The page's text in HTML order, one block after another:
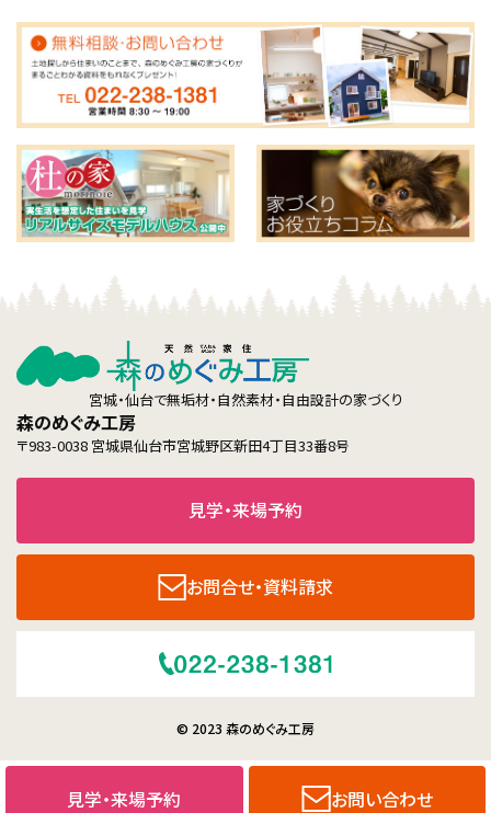
宮城・仙台で無垢材・自然素材・自由設計の家づくり
森のめぐみ工房
〒983-0038 宮城県仙台市宮城野区新田4丁目33番8号
見学・来場予約
お問合せ・資料請求
© 2023 森のめぐみ工房
見学・来場予約 お問い合わせ